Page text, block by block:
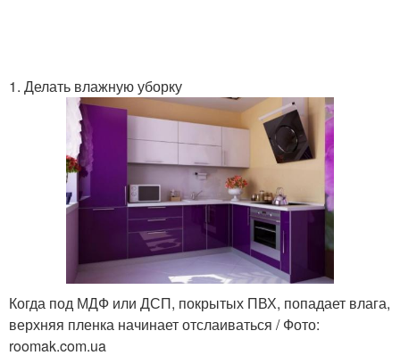
1. Делать влажную уборку
Когда под МДФ или ДСП, покрытых ПВХ, попадает влага,
верхняя пленка начинает отслаиваться / Фото:
roomak.com.ua